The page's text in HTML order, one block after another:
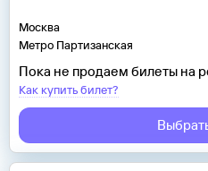
Москва
Метро Партизанская
Пока не продаем билеты на
Как купить билет?